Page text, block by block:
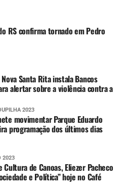
RS confirma tornado em Pedro
Santa Rita instala Bancos
alertar sobre a violência contra a
2023
movimentar Parque Eduardo
programação dos últimos dias
2023
de Canoas, Eliezer Pacheco
e Política” hoje no Café